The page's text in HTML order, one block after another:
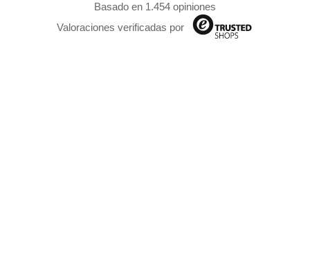
Basado en 1.454 opiniones
Valoraciones verificadas por